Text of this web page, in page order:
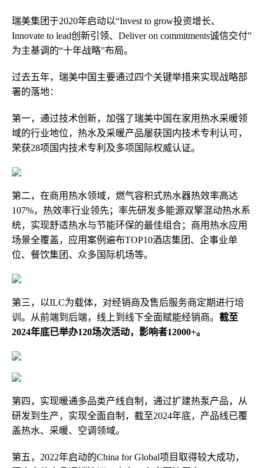
瑞美集团于2020年启动以“Invest to grow投资增长、
Innovate to lead创新引领、Deliver on commitments诚信交付”
为主基调的“十年战略”布局。
过去五年，瑞美中国主要通过四个关键举措来实现战略部
署的落地：
第一，通过技术创新，加强了瑞美中国在家用热水采暖领
域的行业地位，热水及采暖产品屡获国内技术专利认可，
荣获28项国内技术专利及多项国际权威认证。
第二，在商用热水领域，燃气容积式热水器热效率高达
107%，热效率行业领先；率先研发多能源双擎混动热水系
统，实现舒适热水与节能环保的最佳组合；商用热水应用
场景全覆盖，应用案例遍布TOP10酒店集团、企事业单
位、餐饮集团、众多国际机场等。
第三，以ILC为载体，对经销商及售后服务商定期进行培
训。从前端到后端，线上到线下全面赋能经销商。 截至
2024年底已举办120场次活动，影响者12000+。
第四，实现暖通多品类产线自制，通过扩建热泵产品，从
研发到生产，实现全面自制，截至2024年底，产品线已覆
盖热水、采暖、空调领域。
第五，2022年启动的China for Global项目取得较大成功，